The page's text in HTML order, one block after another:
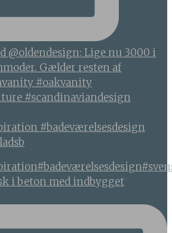
#badeværelsesdesign
i beton med indbygget